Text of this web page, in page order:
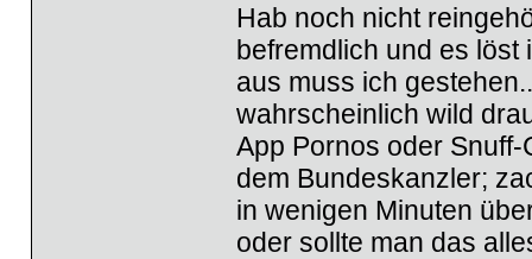
Hab noch nicht
befremdlich und es löst
aus muss ich
wahrscheinlich wild
App Pornos oder
dem Bundeskanzler;
in wenigen Minuten
oder sollte man das